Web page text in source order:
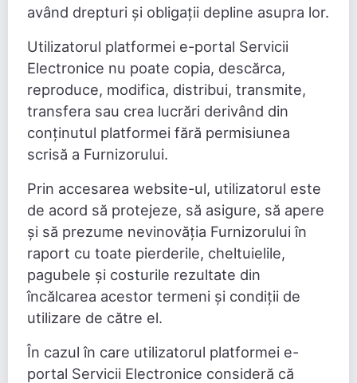
având drepturi și obligații depline asupra lor.
Utilizatorul platformei e-portal Servicii
Electronice nu poate copia, descărca,
reproduce, modifica, distribui, transmite,
transfera sau crea lucrări derivând din
conținutul platformei fără permisiunea
scrisă a Furnizorului.
Prin accesarea website-ul, utilizatorul este
de acord să protejeze, să asigure, să apere
și să prezume nevinovăția Furnizorului în
raport cu toate pierderile, cheltuielile,
pagubele și costurile rezultate din
încălcarea acestor termeni și condiții de
utilizare de către el.
În cazul în care utilizatorul platformei e-
portal Servicii Electronice consideră că